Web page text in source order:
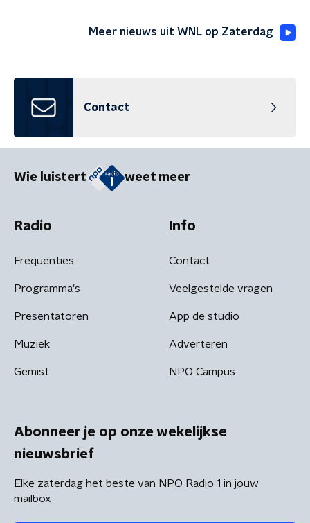
Meer nieuws uit WNL op Zaterdag
Contact
Wie luistert weet meer
Radio
Frequenties
Programma's
Presentatoren
Muziek
Gemist
Info
Contact
Veelgestelde vragen
App de studio
Adverteren
NPO Campus
Abonneer je op onze wekelijkse
nieuwsbrief
Elke zaterdag het beste van NPO Radio 1 in jouw
mailbox